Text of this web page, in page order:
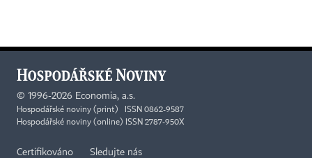
© 1996-2026 Economia, a.s.
Hospodářské noviny (print) ISSN 0862-9587
Hospodářské noviny (online) ISSN 2787-950X
Certifikováno Sledujte nás